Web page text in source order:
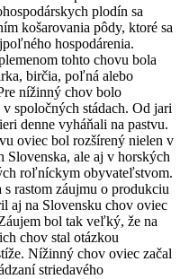
plodín sa
košarovania pôdy, ktoré sa
hospodárenia.
tohto chovu bola
birčia, poľná alebo
nížinný chov bolo
v spoločných stádach. Od jari
denne vyháňali na pastvu.
oviec bol rozšírený nielen v
Slovenska, ale aj v horských
roľníckym obyvateľstvom.
s rastom záujmu o produkciu
aj na Slovensku chov oviec
bol tak veľký, že na
chov stal otázkou
Nížinný chov oviec začal
striedavého